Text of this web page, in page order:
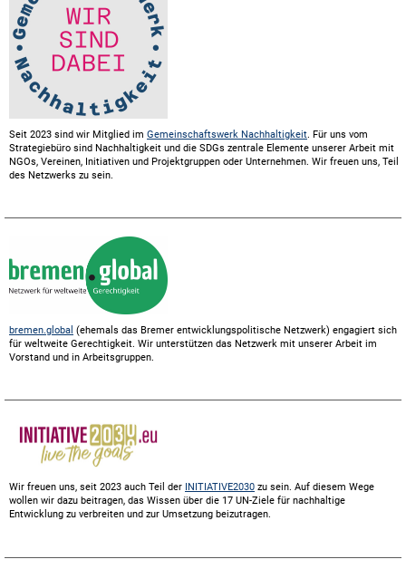
Seit 2023 sind wir Mitglied im Gemeinschaftswerk Nachhaltigkeit. Für uns vom
Strategiebüro sind Nachhaltigkeit und die SDGs zentrale Elemente unserer Arbeit mit
NGOs, Vereinen, Initiativen und Projektgruppen oder Unternehmen. Wir freuen uns, Teil
des Netzwerks zu sein.
bremen.global (ehemals das Bremer entwicklungspolitische Netzwerk) engagiert sich
für weltweite Gerechtigkeit. Wir unterstützen das Netzwerk mit unserer Arbeit im
Vorstand und in Arbeitsgruppen.
Wir freuen uns, seit 2023 auch Teil der INITIATIVE2030 zu sein. Auf diesem Wege
wollen wir dazu beitragen, das Wissen über die 17 UN-Ziele für nachhaltige
Entwicklung zu verbreiten und zur Umsetzung beizutragen.